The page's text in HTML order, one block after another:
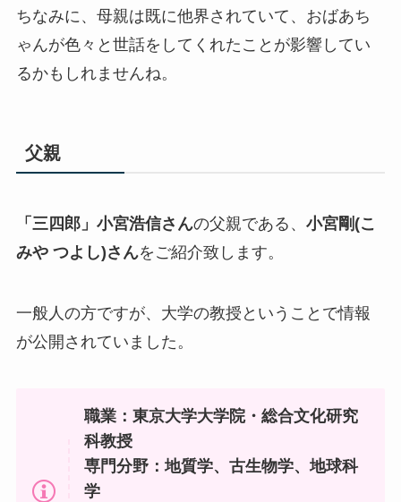
ちなみに、母親は既に他界されていて、おばあち
ゃんが色々と世話をしてくれたことが影響してい
るかもしれませんね。
父親
「三四郎」小宮浩信さんの父親である、 小宮剛(こ
みや つよし)さんをご紹介致します。
一般人の方ですが、大学の教授ということで情報
が公開されていました。
職業：東京大学大学院・総合文化研究
科教授
専門分野：地質学、古生物学、地球科
学